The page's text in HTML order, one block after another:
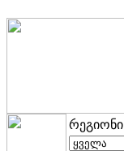
რეგიონი